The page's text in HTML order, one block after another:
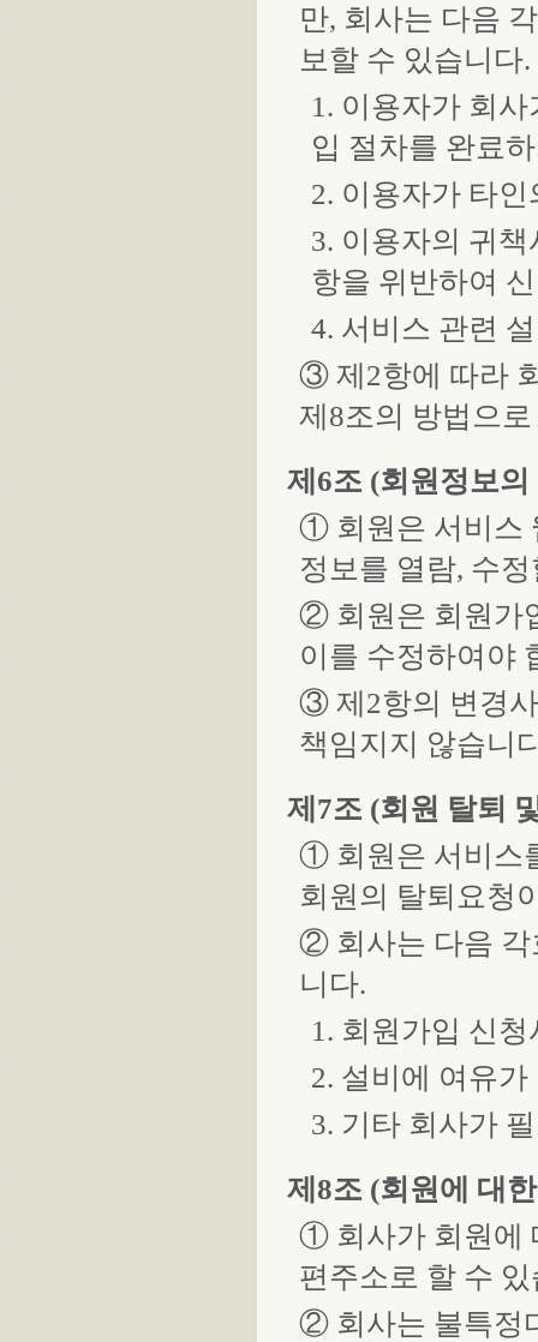
만, 회사는 다음
보할 수 있습니다.
1. 이용자가 회
입 절차를 완료
2. 이용자가 타
3. 이용자의 귀
항을 위반하여
4. 서비스 관련
③ 제2항에 따라
제8조의 방법으
제6조 (회원정보의
① 회원은 서비스
정보를 열람, 수
② 회원은 회원가
이를 수정하여야
③ 제2항의 변경
책임지지 않습니
제7조 (회원 탈퇴
① 회원은 서비스
회원의 탈퇴요청
② 회사는 다음 각
니다.
1. 회원가입 신
2. 설비에 여유
3. 기타 회사가
제8조 (회원에 대
① 회사가 회원에
편주소로 할 수
② 회사는 불특정